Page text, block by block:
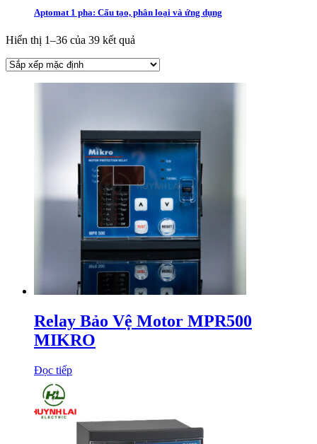
Aptomat 1 pha: Cấu tạo, phân loại và ứng dụng
Hiển thị 1–36 của 39 kết quả
Relay Bảo Vệ Motor MPR500
MIKRO
Đọc tiếp